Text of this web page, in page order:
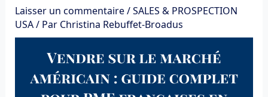
Laisser un commentaire/SALES & PROSPECTION
USA/ Par Christina Rebuffet-Broadus